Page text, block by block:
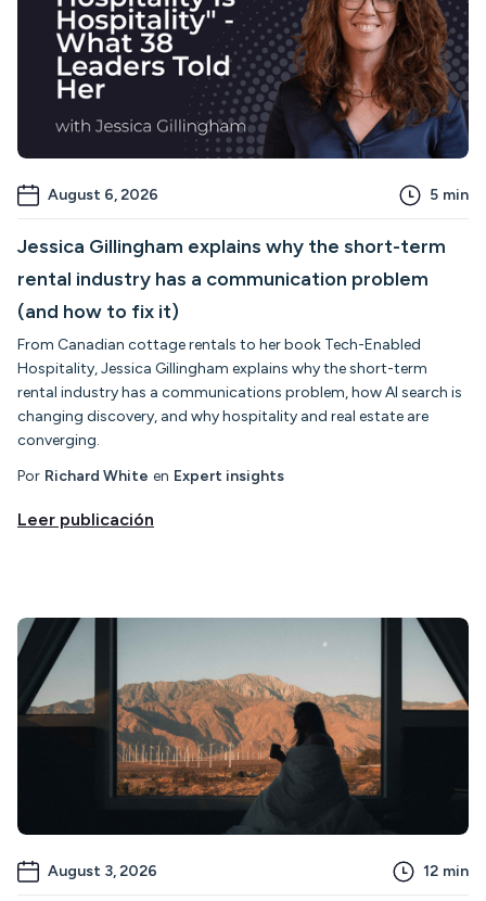
August 6, 2026 5 min
Jessica Gillingham explains why the short-term
rental industry has a communication problem
(and how to fix it)
From Canadian cottage rentals to her book Tech-Enabled
Hospitality, Jessica Gillingham explains why the short-term
rental industry has a communications problem, how AI search is
changing discovery, and why hospitality and real estate are
converging.
Por Richard White en Expert insights
Leer publicación
August 3, 2026 12 min